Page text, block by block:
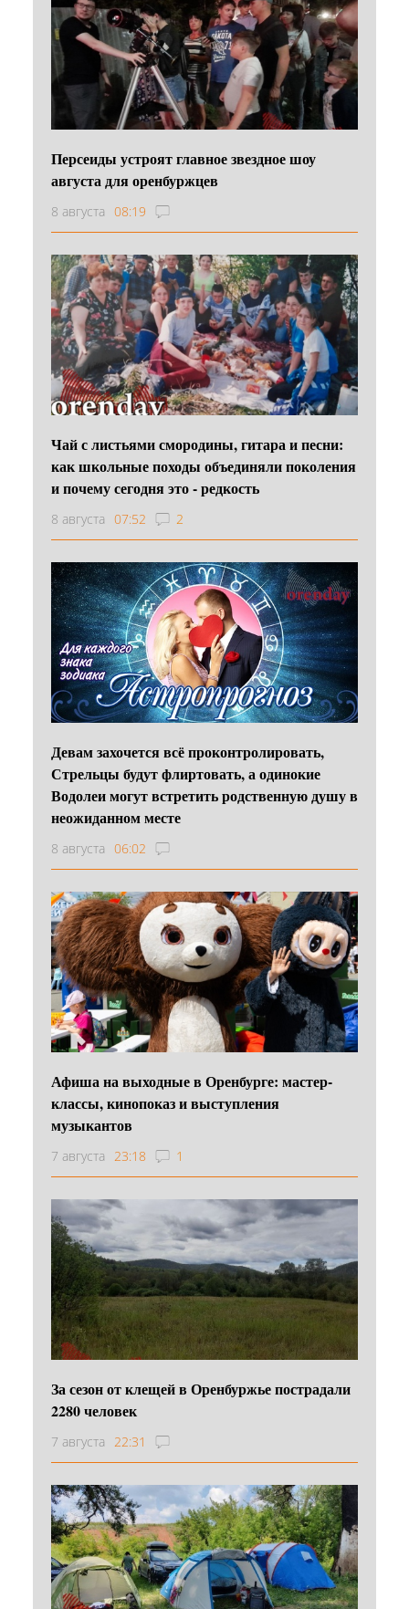
Персеиды устроят главное звездное шоу
августа для оренбуржцев
8 августа 08:19
Чай с листьями смородины, гитара и песни:
как школьные походы объединяли поколения
и почему сегодня это - редкость
8 августа 07:52 2
Девам захочется всё проконтролировать,
Стрельцы будут флиртовать, а одинокие
Водолеи могут встретить родственную душу в
неожиданном месте
8 августа 06:02
Афиша на выходные в Оренбурге: мастер-
классы, кинопоказ и выступления
музыкантов
7 августа 23:18 1
За сезон от клещей в Оренбуржье пострадали
2280 человек
7 августа 22:31